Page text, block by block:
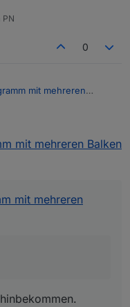
PN
0
mit mehreren
ist das die Balken
hinbekommen.
so lange erhöht habe
Editor wird sonst
mit mehreren Balken
mit mehreren